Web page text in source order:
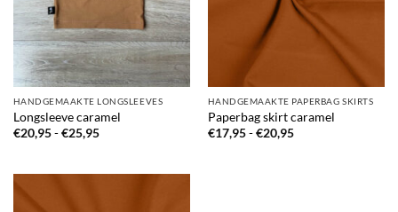
HANDGEMAAKTE LONGSLEEVES
Longsleeve caramel
€20,95 - €25,95Prijsklasse:
HANDGEMAAKTE PAPERBAG SKIRTS
Paperbag skirt caramel
€17,95 - €20,95Prijsklasse: